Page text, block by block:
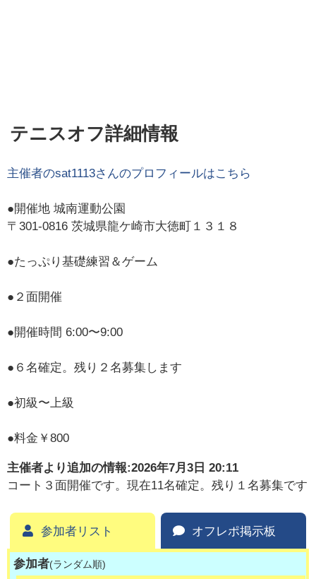
テニスオフ詳細情報
主催者のsat1113さんのプロフィールはこちら
●開催地 城南運動公園
〒301-0816 茨城県龍ケ崎市大徳町１３１８
●たっぷり基礎練習＆ゲーム
●２面開催
●開催時間 6:00〜9:00
●６名確定。残り２名募集します
●初級〜上級
●料金￥800
主催者より追加の情報:2026年7月3日 20:11
コート３面開催です。現在11名確定。残り１名募集です
参加者リスト オフレポ掲示板
参加者(ランダム順)